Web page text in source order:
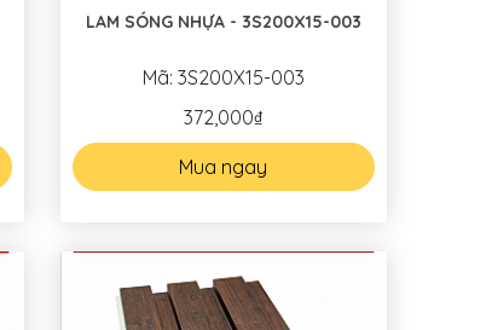
LAM SÓNG NHỰA - 3S200X15-003
Mã: 3S200X15-003
372,000₫
Mua ngay